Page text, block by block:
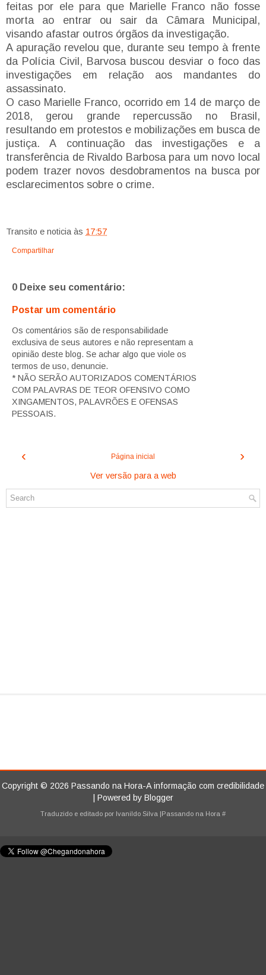
feitas por ele para que Marielle Franco não fosse
morta ao entrar ou sair da Câmara Municipal,
visando afastar outros órgãos da investigação.
A apuração revelou que, durante seu tempo à frente
da Polícia Civil, Barvosa buscou desviar o foco das
investigações em relação aos mandantes do
assassinato.
O caso Marielle Franco, ocorrido em 14 de março de
2018, gerou grande repercussão no Brasil,
resultando em protestos e mobilizações em busca de
justiça. A continuação das investigações e a
transferência de Rivaldo Barbosa para um novo local
podem trazer novos desdobramentos na busca por
esclarecimentos sobre o crime.
Transito e noticia às 17:57
Compartilhar
0 Deixe seu comentário:
Postar um comentário
Os comentários são de responsabilidade
exclusiva de seus autores e não representam a
opinião deste blog. Se achar algo que viole os
termos de uso, denuncie.
* NÃO SERÃO AUTORIZADOS COMENTÁRIOS
COM PALAVRAS DE TEOR OFENSIVO COMO
XINGAMENTOS, PALAVRÕES E OFENSAS
PESSOAIS.
‹ ›
Página inicial
Ver versão para a web
Copyright © 2026 Passando na Hora-A informação com credibilidade
| Powered by Blogger
Traduzido e editado por Ivanildo Silva |Passando na Hora #